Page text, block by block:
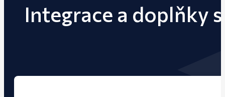
Integrace a doplňky